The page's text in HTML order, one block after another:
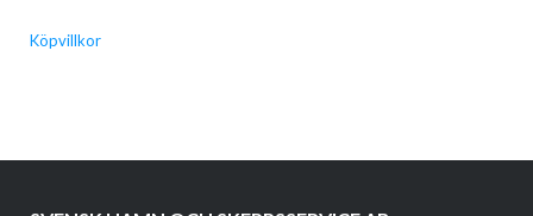
Köpvillkor